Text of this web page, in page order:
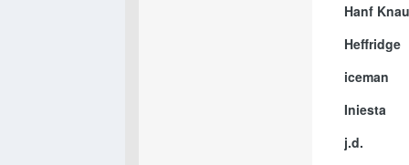
Hanf
Heffridge
iceman
Iniesta
j.d.